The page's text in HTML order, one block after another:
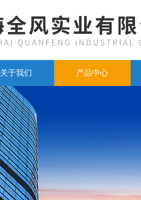
关于我们 产品中心